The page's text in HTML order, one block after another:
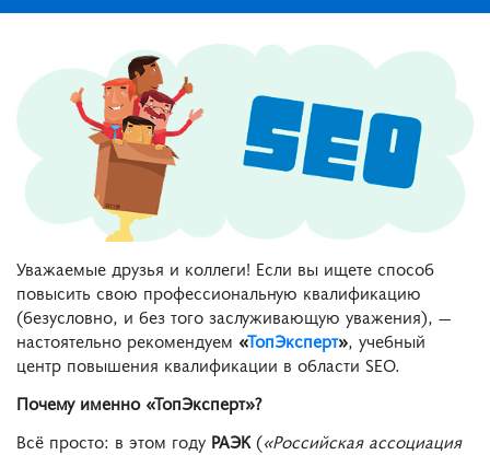
Уважаемые друзья и коллеги! Если вы ищете способ
повысить свою профессиональную квалификацию
(безусловно, и без того заслуживающую уважения), ―
настоятельно рекомендуем «ТопЭксперт», учебный
центр повышения квалификации в области SEO.
Почему именно «ТопЭксперт»?
Всё просто: в этом году РАЭК («Российская ассоциация